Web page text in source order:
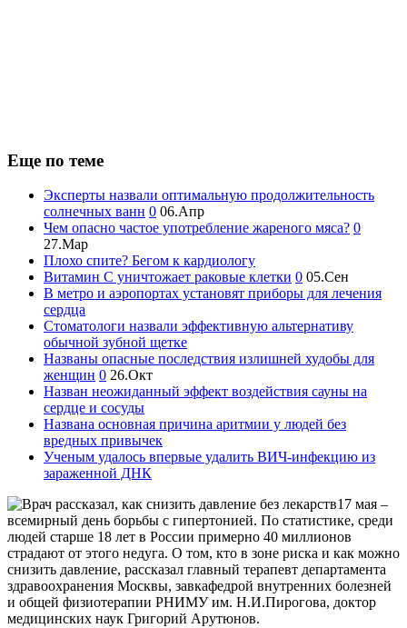
Еще по теме
Эксперты назвали оптимальную продолжительность
солнечных ванн 0 06.Апр
Чем опасно частое употребление жареного мяса? 0
27.Мар
Плохо спите? Бегом к кардиологу
Витамин С уничтожает раковые клетки 0 05.Сен
В метро и аэропортах установят приборы для лечения
сердца
Стоматологи назвали эффективную альтернативу
обычной зубной щетке
Названы опасные последствия излишней худобы для
женщин 0 26.Окт
Назван неожиданный эффект воздействия сауны на
сердце и сосуды
Названа основная причина аритмии у людей без
вредных привычек
Ученым удалось впервые удалить ВИЧ-инфекцию из
зараженной ДНК
17 мая –
всемирный день борьбы с гипертонией. По статистике, среди
людей старше 18 лет в России примерно 40 миллионов
страдают от этого недуга. О том, кто в зоне риска и как можно
снизить давление, рассказал главный терапевт департамента
здравоохранения Москвы, завкафедрой внутренних болезней
и общей физиотерапии РНИМУ им. Н.И.Пирогова, доктор
медицинских наук Григорий Арутюнов.